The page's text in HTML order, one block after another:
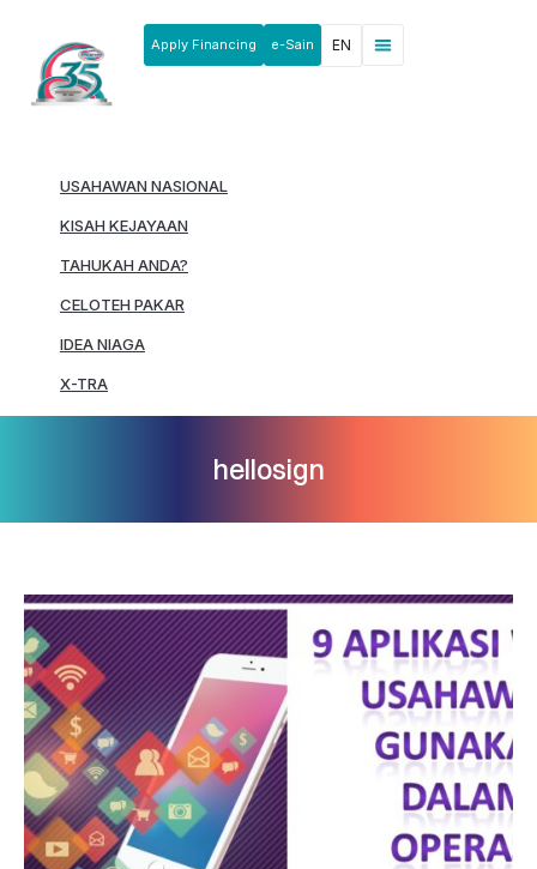
Apply Financing e-Sain EN
USAHAWAN NASIONAL
KISAH KEJAYAAN
TAHUKAH ANDA?
CELOTEH PAKAR
IDEA NIAGA
X-TRA
hellosign